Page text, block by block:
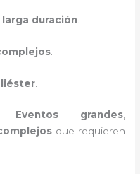
larga duración
.
.
Eventos grandes,
que requieren